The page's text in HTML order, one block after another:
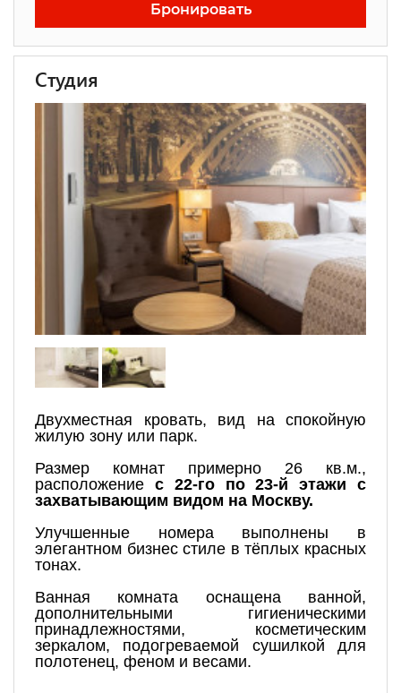
Бронировать
Студия
Двухместная кровать, вид на спокойную
жилую зону или парк.
Размер комнат примерно 26 кв.м.,
расположение с 22-го по 23-й этажи с
захватывающим видом на Москву.
Улучшенные номера выполнены в
элегантном бизнес стиле в тёплых красных
тонах.
Ванная комната оснащена ванной,
дополнительными гигиеническими
принадлежностями, косметическим
зеркалом, подогреваемой сушилкой для
полотенец, феном и весами.